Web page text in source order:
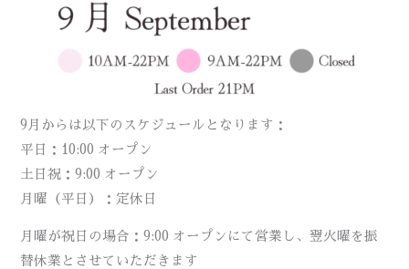
9月からは以下のスケジュールとなります：
平日：10:00 オープン
土日祝：9:00 オープン
月曜（平日）：定休日
月曜が祝日の場合：9:00 オープンにて営業し、翌火曜を振
替休業とさせていただきます